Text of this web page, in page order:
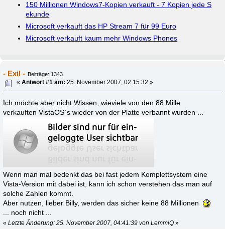
150 Millionen Windows7-Kopien verkauft - 7 Kopien jede S
ekunde
Microsoft verkauft das HP Stream 7 für 99 Euro
Microsoft verkauft kaum mehr Windows Phones
- Exil - Beiträge: 1343
«Antwort #1 am: 25. November 2007, 02:15:32 »
Ich möchte aber nicht Wissen, wieviele von den 88 Mille
verkauften VistaOS`s wieder von der Platte verbannt wurden ...
Wenn man mal bedenkt das bei fast jedem Komplettsystem eine
Vista-Version mit dabei ist, kann ich schon verstehen das man auf
solche Zahlen kommt.
Aber nutzen, lieber Billy, werden das sicher keine 88 Millionen
... noch nicht ...
«Letzte Änderung: 25. November 2007, 04:41:39 von LemmiQ »